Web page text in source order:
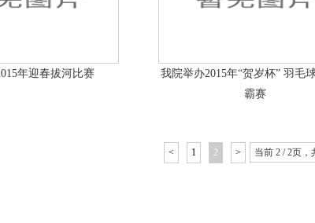
年迎春拔河比赛
我院举办2015年“贺岁杯” 羽毛
霸赛
< 1 2 > 当前 2 / 2页，